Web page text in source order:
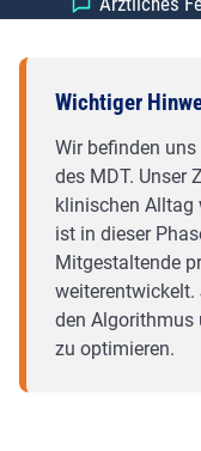
Wichtiger
Wir befinden
des MDT. Unser
klinischen Alltag
ist in dieser
Mitgestaltende
den Algorithmus
zu optimieren.